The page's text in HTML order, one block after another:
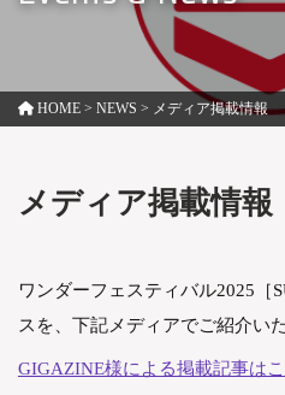
HOME > NEWS > メディア掲載情報
メディア掲載情報
ワンダーフェスティバル2025［
スを、 下記メディアでご紹介い
GIGAZINE様による掲載記事は